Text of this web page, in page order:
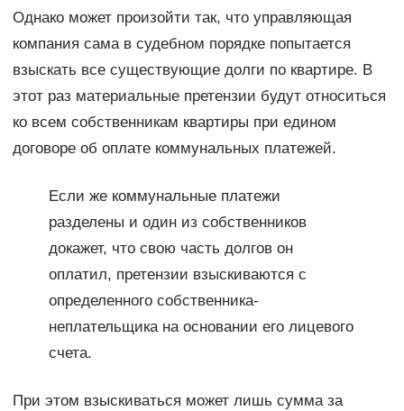
Однако может произойти так, что управляющая
компания сама в судебном порядке попытается
взыскать все существующие долги по квартире. В
этот раз материальные претензии будут относиться
ко всем собственникам квартиры при едином
договоре об оплате коммунальных платежей.
Если же коммунальные платежи
разделены и один из собственников
докажет, что свою часть долгов он
оплатил, претензии взыскиваются с
определенного собственника-
неплательщика на основании его лицевого
счета.
При этом взыскиваться может лишь сумма за